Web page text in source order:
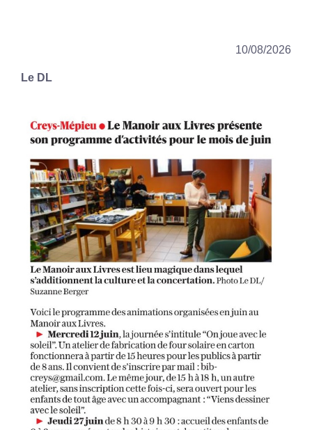
10/08/2026
Le DL